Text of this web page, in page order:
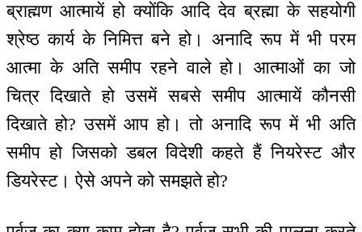
ब्राह्मण आत्मायें हो क्योंकि आदि देव ब्रह्मा के सहयोगी
श्रेष्ठ कार्य के निमित्त बने हो। अनादि रूप में भी परम
आत्मा के अति समीप रहने वाले हो। आत्माओं का जो
चित्र दिखाते हो उसमें सबसे समीप आत्मायें कौनसी
दिखाते हो? उसमें आप हो। तो अनादि रूप में भी अति
समीप हो जिसको डबल विदेशी कहते हैं नियरेस्ट और
डियरेस्ट। ऐसे अपने को समझते हो?